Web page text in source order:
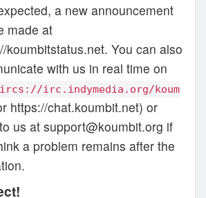
a new announcement
made at
koumbitstatus.net. You can also
with us in real time on
ircs://irc.indymedia.org/koum
https://chat.koumbit.net) or
us at support@koumbit.org if
a problem remains after the